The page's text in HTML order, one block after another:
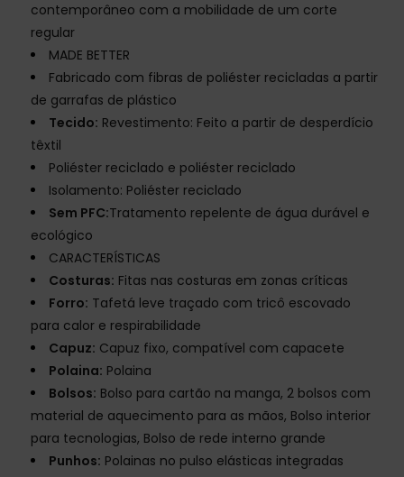
contemporâneo com a mobilidade de um corte
regular
MADE BETTER
Fabricado com fibras de poliéster recicladas a partir
de garrafas de plástico
Tecido: Revestimento: Feito a partir de desperdício
têxtil
Poliéster reciclado e poliéster reciclado
Isolamento: Poliéster reciclado
Sem PFC:Tratamento repelente de água durável e
ecológico
CARACTERÍSTICAS
Costuras: Fitas nas costuras em zonas críticas
Forro: Tafetá leve traçado com tricô escovado
para calor e respirabilidade
Capuz: Capuz fixo, compatível com capacete
Polaina: Polaina
Bolsos: Bolso para cartão na manga, 2 bolsos com
material de aquecimento para as mãos, Bolso interior
para tecnologias, Bolso de rede interno grande
Punhos: Polainas no pulso elásticas integradas